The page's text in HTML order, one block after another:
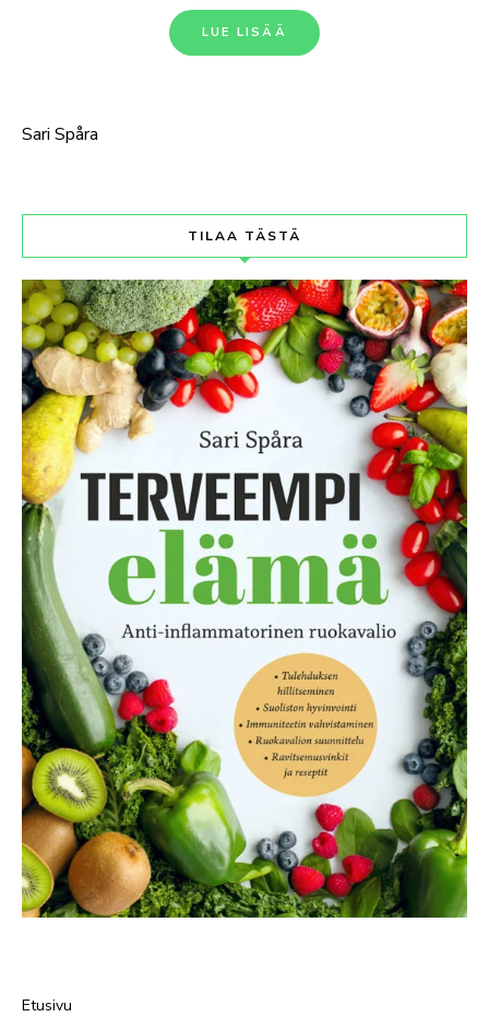
LUE LISÄÄ
Sari Spåra
TILAA TÄSTÄ
Etusivu